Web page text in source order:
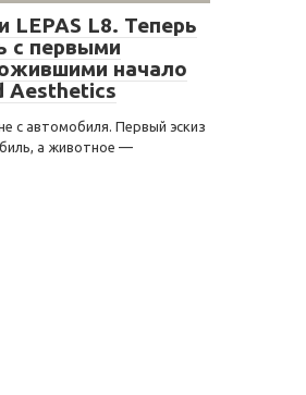
L8. Теперь
с первыми
начало
Aesthetics
с автомобиля. Первый эскиз
а животное —